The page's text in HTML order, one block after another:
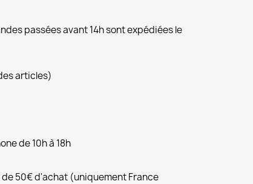
passées avant 14h sont expédiées le
articles)
de 10h à 18h
50€ d'achat (uniquement France